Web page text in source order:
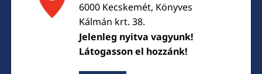
6000 Kecskemét, Könyves
Kálmán krt. 38.
Jelenleg nyitva vagyunk!
Látogasson el hozzánk!